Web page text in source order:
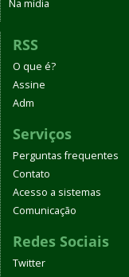
Na mídia
RSS
O que é?
Assine
Adm
Serviços
Perguntas frequentes
Contato
Acesso a sistemas
Comunicação
Redes Sociais
Twitter